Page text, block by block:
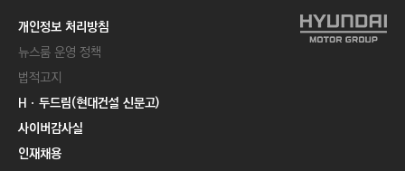
개인정보 처리방침
뉴스룸 운영 정책
법적고지
Hㆍ두드림(현대건설 신문고)
사이버감사실
인재채용